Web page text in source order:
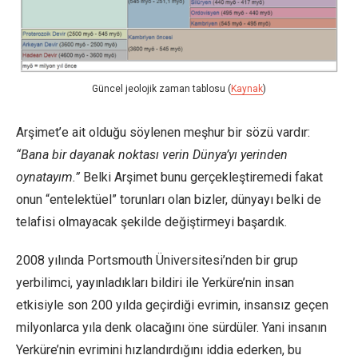
Güncel jeolojik zaman tablosu ( Kaynak)
Arşimet’e ait olduğu söylenen meşhur bir sözü vardır:
“Bana bir dayanak noktası verin Dünya’yı yerinden
oynatayım.” Belki Arşimet bunu gerçekleştiremedi fakat
onun “entelektüel” torunları olan bizler, dünyayı belki de
telafisi olmayacak şekilde değiştirmeyi başardık.
2008 yılında Portsmouth Üniversitesi’nden bir grup
yerbilimci, yayınladıkları bildiri ile Yerküre’nin insan
etkisiyle son 200 yılda geçirdiği evrimin, insansız geçen
milyonlarca yıla denk olacağını öne sürdüler. Yani insanın
Yerküre’nin evrimini hızlandırdığını iddia ederken, bu